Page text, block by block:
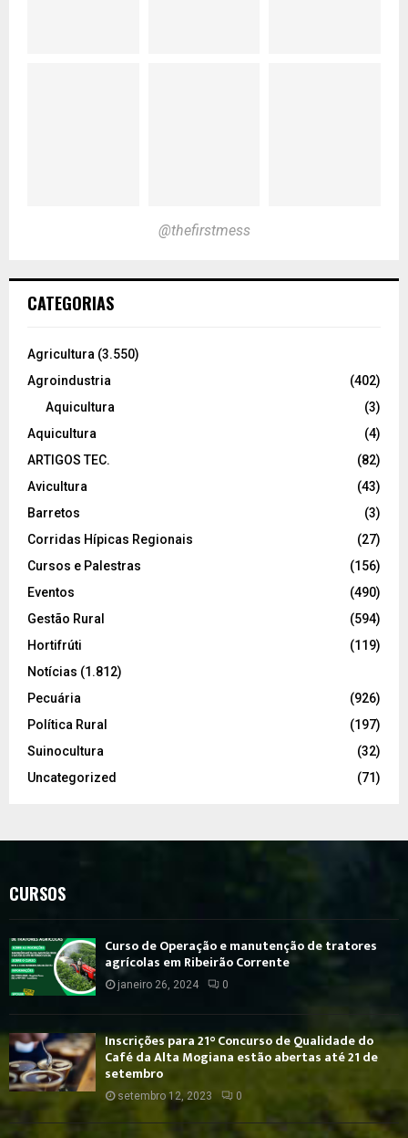
@thefirstmess
CATEGORIAS
Agricultura (3.550)
Agroindustria
(402)
Aquicultura
(3)
Aquicultura
(4)
ARTIGOS TEC.
(82)
Avicultura
(43)
Barretos
(3)
Corridas Hípicas Regionais
(27)
Cursos e Palestras
(156)
Eventos
(490)
Gestão Rural
(594)
Hortifrúti
(119)
Notícias (1.812)
Pecuária
(926)
Política Rural
(197)
Suinocultura
(32)
Uncategorized
(71)
CURSOS
Curso de Operação e manutenção de tratores
agrícolas em Ribeirão Corrente
janeiro 26, 2024 0
Inscrições para 21° Concurso de Qualidade do
Café da Alta Mogiana estão abertas até 21 de
setembro
setembro 12, 2023 0